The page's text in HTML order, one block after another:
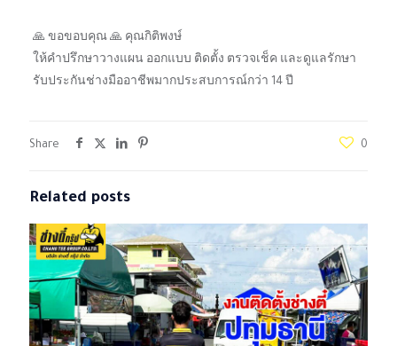
🙏 ขอขอบคุณ 🙏 คุณกิติพงษ์
ให้คำปรึกษาวางแผน ออกแบบ ติดตั้ง ตรวจเช็ค และดูแลรักษา
รับประกันช่างมืออาชีพมากประสบการณ์กว่า 14 ปี
Share 0
Related posts